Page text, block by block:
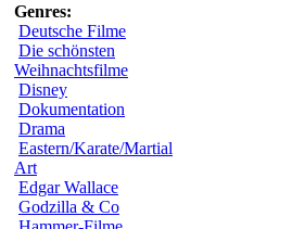
Genres:
Deutsche Filme
Die schönsten
Weihnachtsfilme
Disney
Dokumentation
Drama
Eastern/Karate/Martial
Art
Edgar Wallace
Godzilla & Co